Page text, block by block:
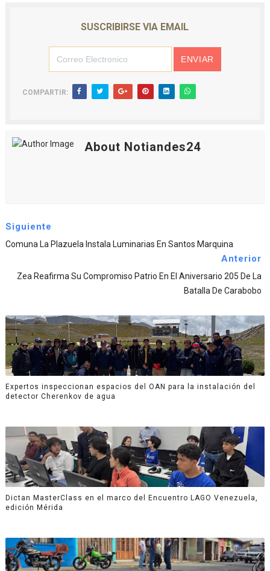
SUSCRIBIRSE VIA EMAIL
COMPARTIR:
About Notiandes24
Siguiente
Comuna La Plazuela Instala Luminarias En Santos Marquina
Anterior
Zea Reafirma Su Compromiso Patrio En El Aniversario 205 De La
Batalla De Carabobo
Expertos inspeccionan espacios del OAN para la instalación del
detector Cherenkov de agua
Dictan MasterClass en el marco del Encuentro LAGO Venezuela,
edición Mérida